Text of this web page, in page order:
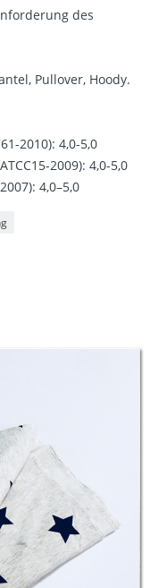
des
Pullover, Hoody.
2010): 4,0-5,0
2009): 4,0-5,0
4,0–5,0